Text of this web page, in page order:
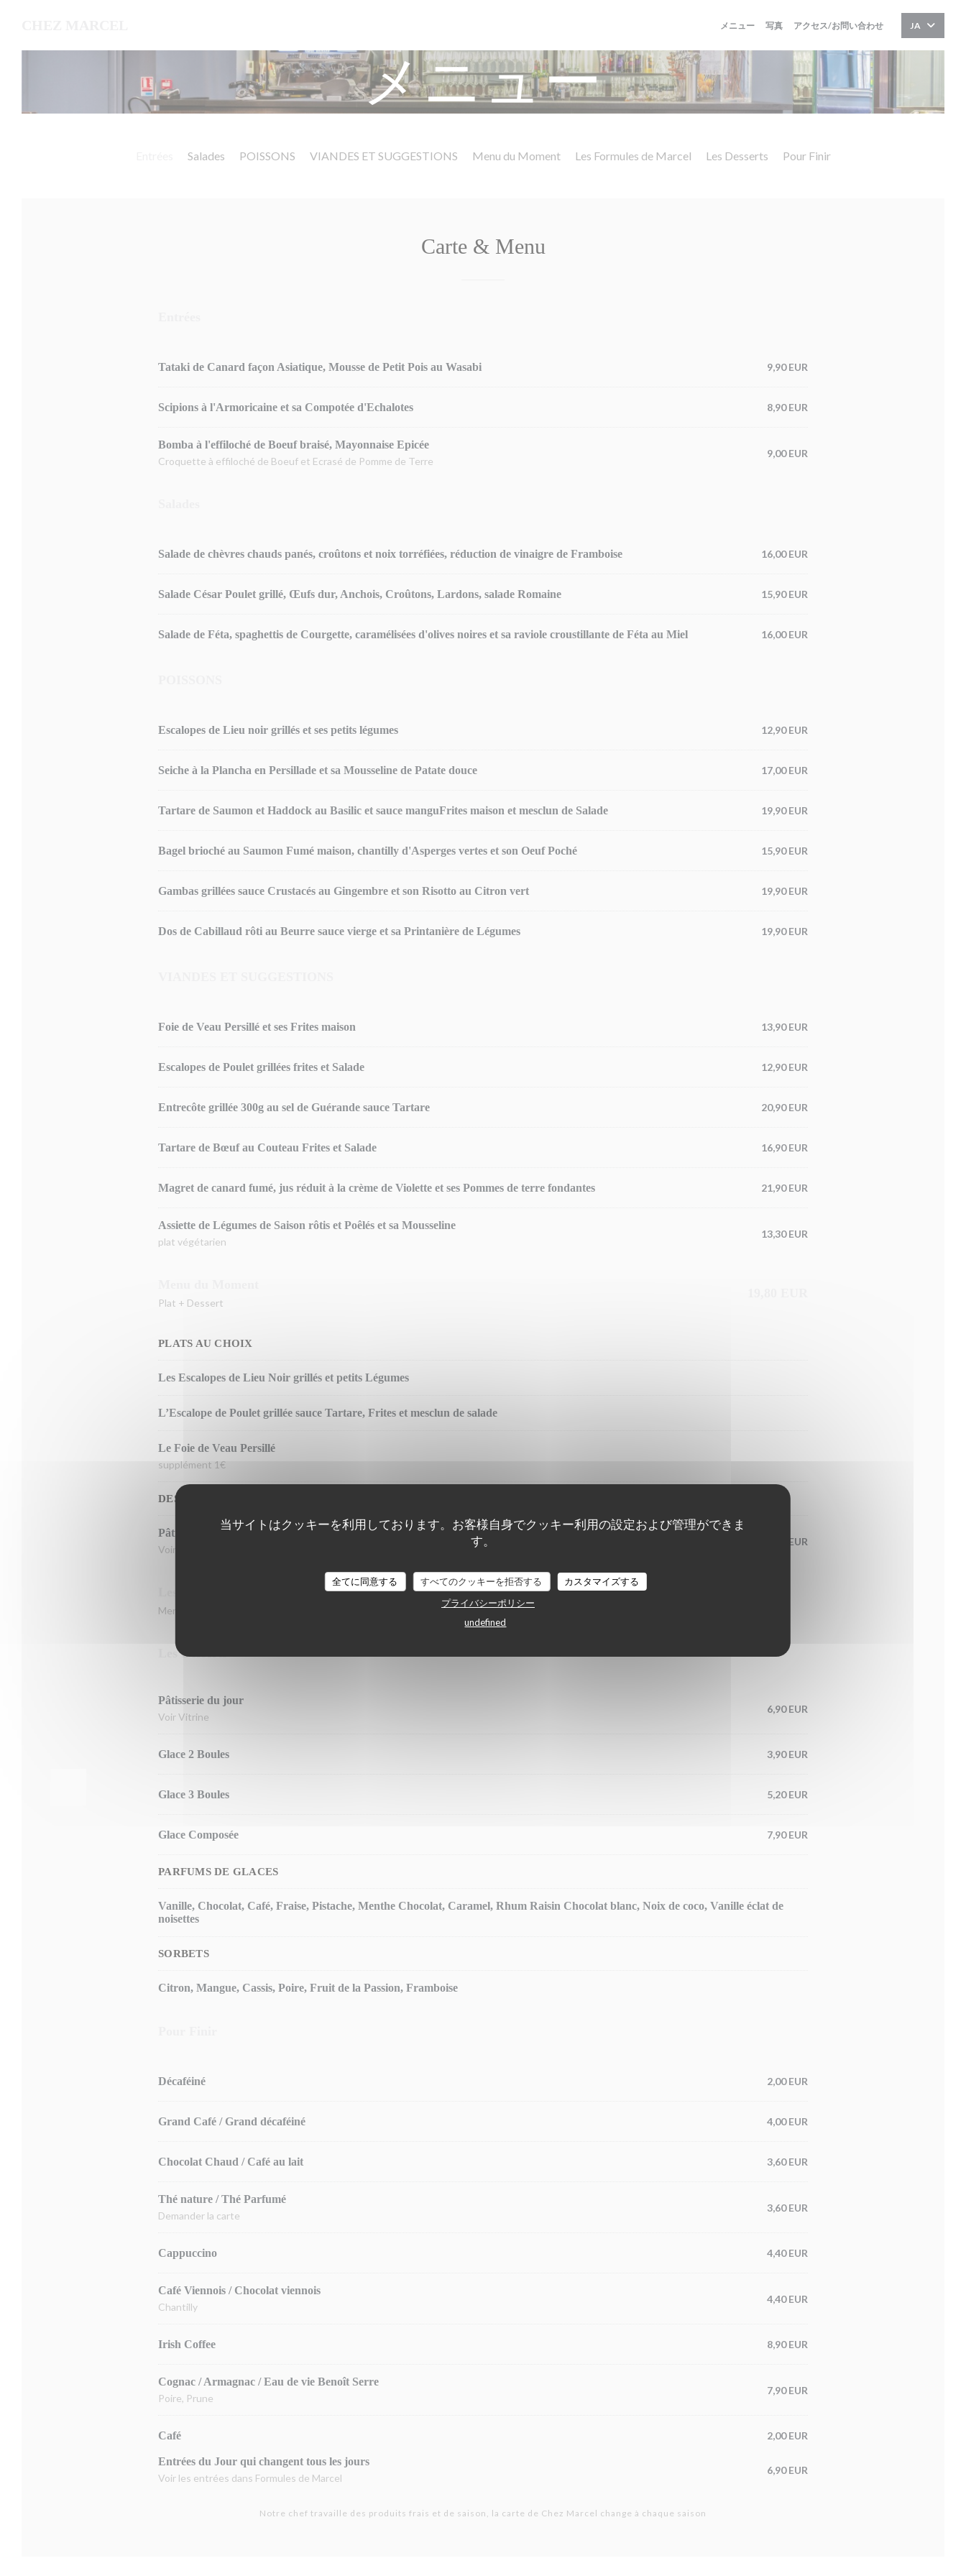
当サイトはクッキーを利用しております。お客様自身でクッキー利用の設定および管理ができま
す。
全てに同意する すべてのクッキーを拒否する
カスタマイズする
プライバシーポリシー
undefined
メニュー 写真 アクセス/お問い合わせ JA
メニュー
Salades POISSONS VIANDES ET SUGGESTIONS Menu du Moment Les Formules de Marcel Les Desserts Pour Finir
Carte & Menu
Tataki de Canard façon Asiatique, Mousse de Petit Pois au Wasabi 9,90 EUR
Scipions à l'Armoricaine et sa Compotée d'Echalotes 8,90 EUR
Bomba à l'effiloché de Boeuf braisé, Mayonnaise Epicée
Croquette à effiloché de Boeuf et Ecrasé de Pomme de Terre
9,00 EUR
Salade de chèvres chauds panés, croûtons et noix torréfiées, réduction de vinaigre de Framboise 16,00 EUR
Salade César Poulet grillé, Œufs dur, Anchois, Croûtons, Lardons, salade Romaine 15,90 EUR
Salade de Féta, spaghettis de Courgette, caramélisées d'olives noires et sa raviole croustillante de Féta au Miel 16,00 EUR
Escalopes de Lieu noir grillés et ses petits légumes 12,90 EUR
Seiche à la Plancha en Persillade et sa Mousseline de Patate douce 17,00 EUR
Tartare de Saumon et Haddock au Basilic et sauce manguFrites maison et mesclun de Salade 19,90 EUR
Bagel brioché au Saumon Fumé maison, chantilly d'Asperges vertes et son Oeuf Poché 15,90 EUR
Gambas grillées sauce Crustacés au Gingembre et son Risotto au Citron vert 19,90 EUR
Dos de Cabillaud rôti au Beurre sauce vierge et sa Printanière de Légumes 19,90 EUR
Foie de Veau Persillé et ses Frites maison 13,90 EUR
Escalopes de Poulet grillées frites et Salade 12,90 EUR
Entrecôte grillée 300g au sel de Guérande sauce Tartare 20,90 EUR
Tartare de Bœuf au Couteau Frites et Salade 16,90 EUR
Magret de canard fumé, jus réduit à la crème de Violette et ses Pommes de terre fondantes 21,90 EUR
Assiette de Légumes de Saison rôtis et Poêlés et sa Mousseline
plat végétarien
13,30 EUR
Plat + Dessert
PLATS AU CHOIX
Les Escalopes de Lieu Noir grillés et petits Légumes
L’Escalope de Poulet grillée sauce Tartare, Frites et mesclun de salade
Le Foie de Veau Persillé
supplément 1€
DESSERT
Pâtisserie du Jour
Voir Vitrine
6,90 EUR
Menu Entrée du Jour + Plat du Jour 20,80€ Menu Entrée du Jour + Plat du Jour + Dessert du Jour 25€
Les Desserts
Pâtisserie du jour
Voir Vitrine
6,90 EUR
Glace 2 Boules 3,90 EUR
Glace 3 Boules 5,20 EUR
Glace Composée 7,90 EUR
PARFUMS DE GLACES
Vanille, Chocolat, Café, Fraise, Pistache, Menthe Chocolat, Caramel, Rhum Raisin Chocolat blanc, Noix de coco, Vanille éclat de
noisettes
SORBETS
Citron, Mangue, Cassis, Poire, Fruit de la Passion, Framboise
Décaféiné 2,00 EUR
Grand Café / Grand décaféiné 4,00 EUR
Chocolat Chaud / Café au lait 3,60 EUR
Thé nature / Thé Parfumé
Demander la carte
3,60 EUR
Cappuccino 4,40 EUR
Café Viennois / Chocolat viennois
Chantilly
4,40 EUR
Irish Coffee 8,90 EUR
Cognac / Armagnac / Eau de vie Benoît Serre
Poire, Prune
7,90 EUR
Café 2,00 EUR
Entrées du Jour qui changent tous les jours
Voir les entrées dans Formules de Marcel
6,90 EUR
Notre chef travaille des produits frais et de saison, la carte de Chez Marcel change à chaque saison